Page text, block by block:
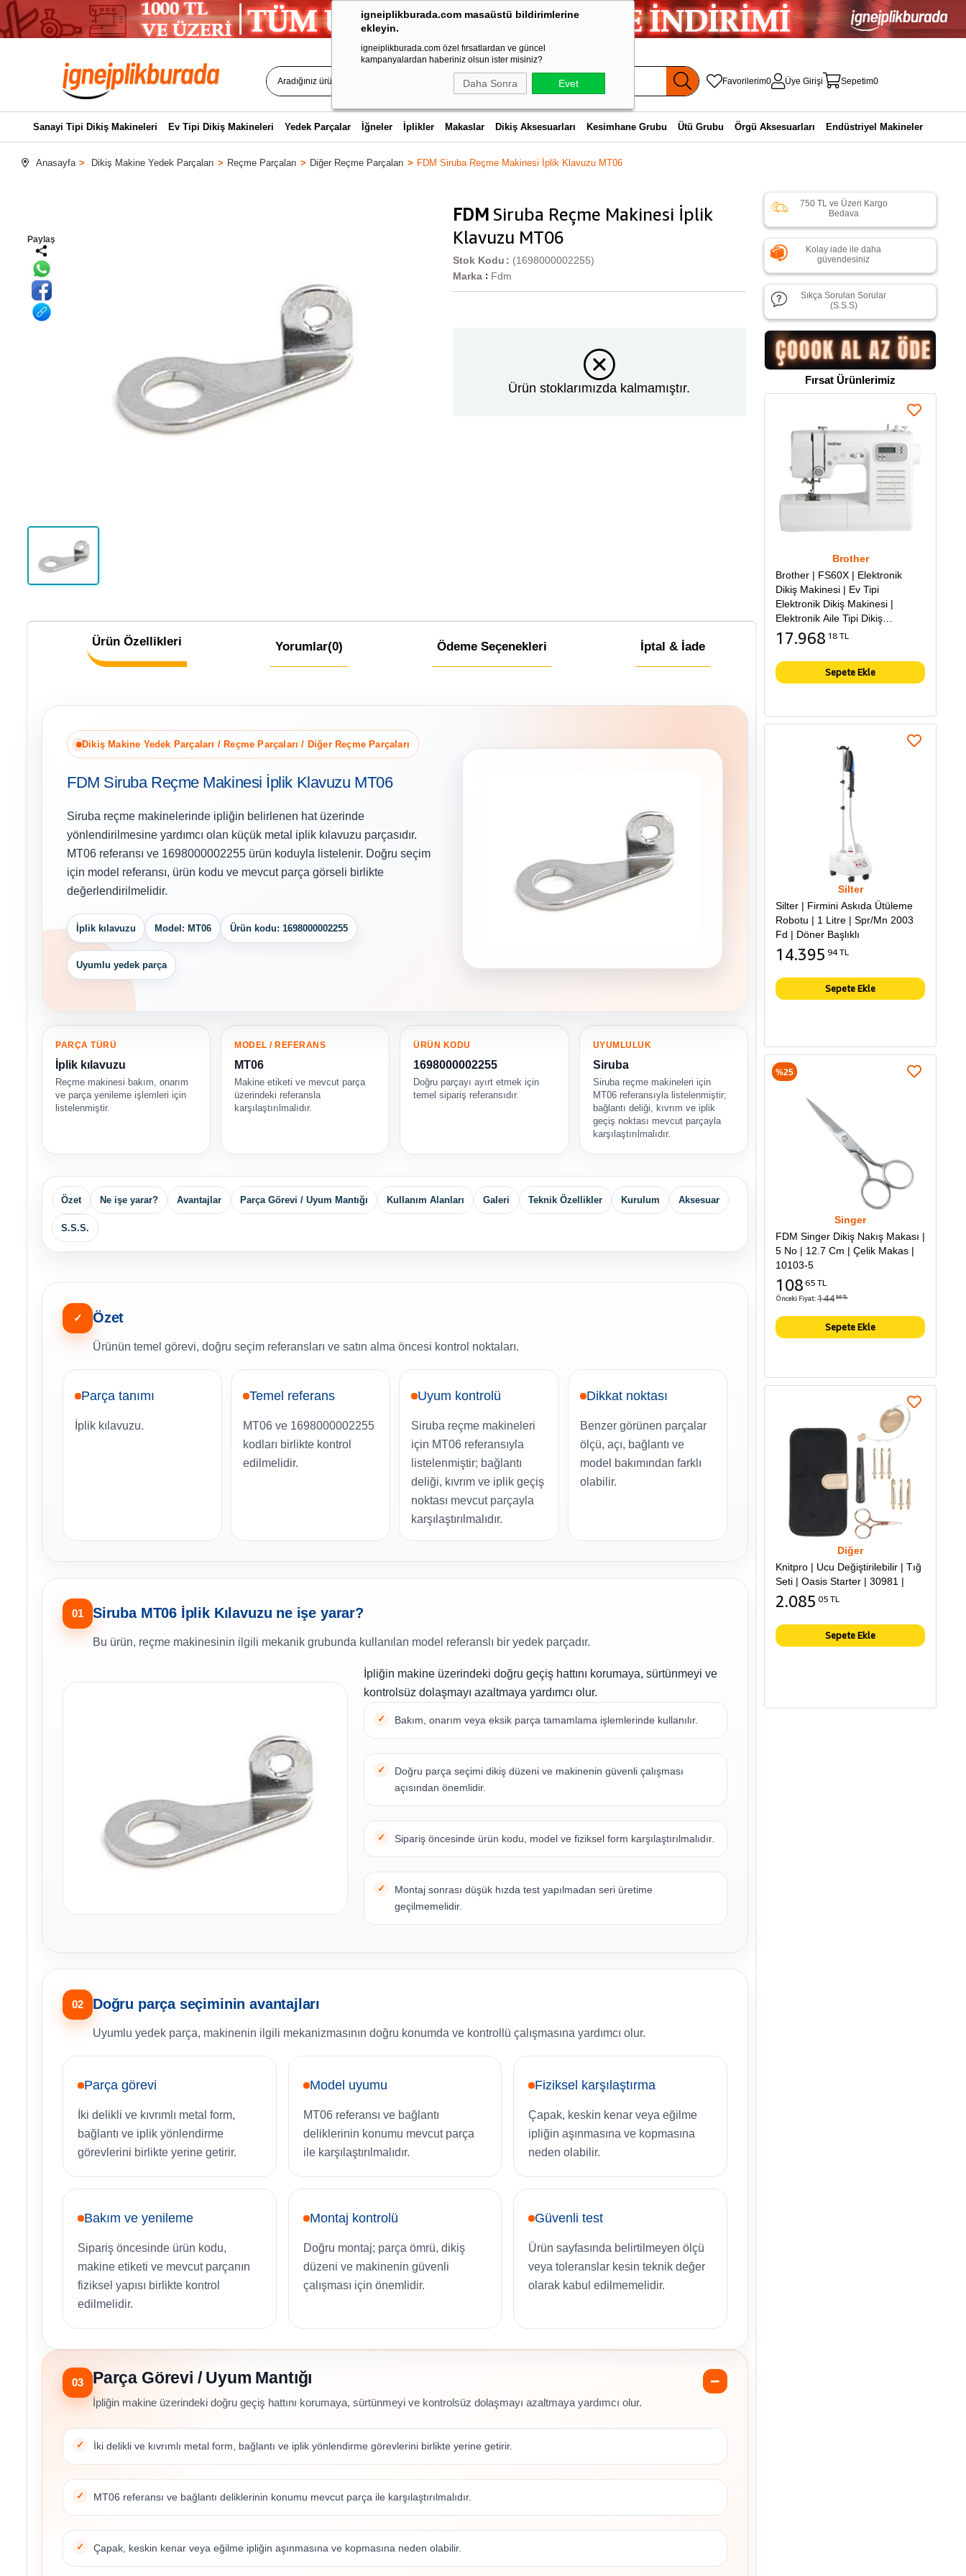
igneiplikburada.com masaüstü bildirimlerine
ekleyin.
igneiplikburada.com özel fırsatlardan ve güncel
kampanyalardan haberiniz olsun ister misiniz?
Daha Sonra Evet Favorilerim0 Üye Girişi Sepetim0
Sanayi Tipi Dikiş Makineleri Ev Tipi Dikiş Makineleri Yedek Parçalar İğneler İplikler Makaslar Dikiş Aksesuarları Kesimhane Grubu Ütü Grubu Örgü Aksesuarları Endüstriyel Makineler
Anasayfa Dikiş Makine Yedek Parçaları Reçme Parçaları Diğer Reçme Parçaları FDM Siruba Reçme Makinesi İplik Klavuzu MT06
Paylaş
FDM Siruba Reçme Makinesi İplik
Klavuzu MT06
(1698000002255)
Stok Kodu
Marka : Fdm
Ürün stoklarımızda kalmamıştır.
Ürün Özellikleri Yorumlar(0) Ödeme Seçenekleri İptal & İade
Dikiş Makine Yedek Parçaları / Reçme Parçaları / Diğer Reçme Parçaları
FDM Siruba Reçme Makinesi İplik Klavuzu MT06
Siruba reçme makinelerinde ipliğin belirlenen hat üzerinde
yönlendirilmesine yardımcı olan küçük metal iplik kılavuzu parçasıdır.
MT06 referansı ve 1698000002255 ürün koduyla listelenir. Doğru seçim
için model referansı, ürün kodu ve mevcut parça görseli birlikte
değerlendirilmelidir.
İplik kılavuzu Model: MT06 Ürün kodu: 1698000002255
Uyumlu yedek parça
PARÇA TÜRÜ
İplik kılavuzu
Reçme makinesi bakım, onarım
ve parça yenileme işlemleri için
listelenmiştir.
MODEL / REFERANS
MT06
Makine etiketi ve mevcut parça
üzerindeki referansla
karşılaştırılmalıdır.
ÜRÜN KODU
1698000002255
Doğru parçayı ayırt etmek için
temel sipariş referansıdır.
UYUMLULUK
Siruba
Siruba reçme makineleri için
MT06 referansıyla listelenmiştir;
bağlantı deliği, kıvrım ve iplik
geçiş noktası mevcut parçayla
karşılaştırılmalıdır.
Özet Ne işe yarar? Avantajlar Parça Görevi / Uyum Mantığı Kullanım Alanları Galeri Teknik Özellikler Kurulum Aksesuar
S.S.S.
✓ Özet
Ürünün temel görevi, doğru seçim referansları ve satın alma öncesi kontrol noktaları.
Parça tanımı
İplik kılavuzu.
Temel referans
MT06 ve 1698000002255
kodları birlikte kontrol
edilmelidir.
Uyum kontrolü
Siruba reçme makineleri
için MT06 referansıyla
listelenmiştir; bağlantı
deliği, kıvrım ve iplik geçiş
noktası mevcut parçayla
karşılaştırılmalıdır.
Dikkat noktası
Benzer görünen parçalar
ölçü, açı, bağlantı ve
model bakımından farklı
olabilir.
01 Siruba MT06 İplik Kılavuzu ne işe yarar?
Bu ürün, reçme makinesinin ilgili mekanik grubunda kullanılan model referanslı bir yedek parçadır.
İpliğin makine üzerindeki doğru geçiş hattını korumaya, sürtünmeyi ve
kontrolsüz dolaşmayı azaltmaya yardımcı olur.
Bakım, onarım veya eksik parça tamamlama işlemlerinde kullanılır.
Doğru parça seçimi dikiş düzeni ve makinenin güvenli çalışması
açısından önemlidir.
Sipariş öncesinde ürün kodu, model ve fiziksel form karşılaştırılmalıdır.
Montaj sonrası düşük hızda test yapılmadan seri üretime
geçilmemelidir.
02 Doğru parça seçiminin avantajları
Uyumlu yedek parça, makinenin ilgili mekanizmasının doğru konumda ve kontrollü çalışmasına yardımcı olur.
Parça görevi
İki delikli ve kıvrımlı metal form,
bağlantı ve iplik yönlendirme
görevlerini birlikte yerine getirir.
Model uyumu
MT06 referansı ve bağlantı
deliklerinin konumu mevcut parça
ile karşılaştırılmalıdır.
Fiziksel karşılaştırma
Çapak, keskin kenar veya eğilme
ipliğin aşınmasına ve kopmasına
neden olabilir.
Bakım ve yenileme
Sipariş öncesinde ürün kodu,
makine etiketi ve mevcut parçanın
fiziksel yapısı birlikte kontrol
edilmelidir.
Montaj kontrolü
Doğru montaj; parça ömrü, dikiş
düzeni ve makinenin güvenli
çalışması için önemlidir.
Güvenli test
Ürün sayfasında belirtilmeyen ölçü
veya toleranslar kesin teknik değer
olarak kabul edilmemelidir.
03 Parça Görevi / Uyum Mantığı
İpliğin makine üzerindeki doğru geçiş hattını korumaya, sürtünmeyi ve kontrolsüz dolaşmayı azaltmaya yardımcı olur.
İki delikli ve kıvrımlı metal form, bağlantı ve iplik yönlendirme görevlerini birlikte yerine getirir.
MT06 referansı ve bağlantı deliklerinin konumu mevcut parça ile karşılaştırılmalıdır.
Çapak, keskin kenar veya eğilme ipliğin aşınmasına ve kopmasına neden olabilir.
750 TL ve Üzeri Kargo
Bedava
Kolay iade ile daha
güvendesiniz
Sıkça Sorulan Sorular
(S.S.S)
Fırsat Ürünlerimiz
Brother
Brother | FS60X | Elektronik
Dikiş Makinesi | Ev Tipi
Elektronik Dikiş Makinesi |
Elektronik Aile Tipi Dikiş
Makinesi
17.968 18 TL
Sepete Ekle
Silter
Silter | Firmini Askıda Ütüleme
Robotu | 1 Litre | Spr/Mn 2003
Fd | Döner Başlıklı
14.395 94 TL
Sepete Ekle
Singer
FDM Singer Dikiş Nakış Makası |
5 No | 12.7 Cm | Çelik Makas |
10103-5
108 65 TL
Önceki Fiyat:144 86 TL
Sepete Ekle
%25
Diğer
Knitpro | Ucu Değiştirilebilir | Tığ
Seti | Oasis Starter | 30981 |
2.085 05 TL
Sepete Ekle